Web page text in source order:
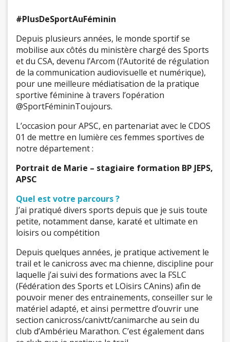
#PlusDeSportAuFéminin
Depuis plusieurs années, le monde sportif se
mobilise aux côtés du ministère chargé des Sports
et du CSA, devenu l’Arcom (l’Autorité de régulation
de la communication audiovisuelle et numérique),
pour une meilleure médiatisation de la pratique
sportive féminine à travers l’opération
@SportFémininToujours.
L’occasion pour APSC, en partenariat avec le CDOS
01 de mettre en lumière ces femmes sportives de
notre département :
Portrait de Marie – stagiaire formation BP JEPS,
APSC
Quel est votre parcours ?
J’ai pratiqué divers sports depuis que je suis toute
petite, notamment danse, karaté et ultimate en
loisirs ou compétition
Depuis quelques années, je pratique activement le
trail et le canicross avec ma chienne, discipline pour
laquelle j’ai suivi des formations avec la FSLC
(Fédération des Sports et LOisirs CAnins) afin de
pouvoir mener des entrainements, conseiller sur le
matériel adapté, et ainsi permettre d’ouvrir une
section canicross/canivtt/canimarche au sein du
club d’Ambérieu Marathon. C’est également dans